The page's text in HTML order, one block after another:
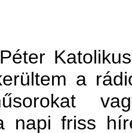
a
napi friss